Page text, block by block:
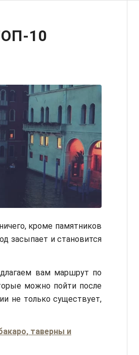
10
кроме памятников
засыпает и становится
вам маршрут по
можно пойти после
не только существует,
таверны и